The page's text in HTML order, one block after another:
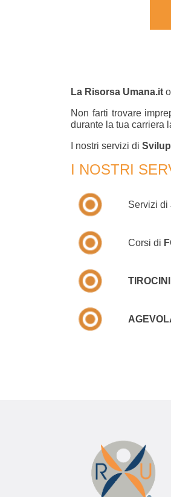
La Risorsa Umana.it
Non farti trovare
durante la tua carriera
I nostri servizi di
I NOSTRI
Servizi di
Corsi di
TIROCINI